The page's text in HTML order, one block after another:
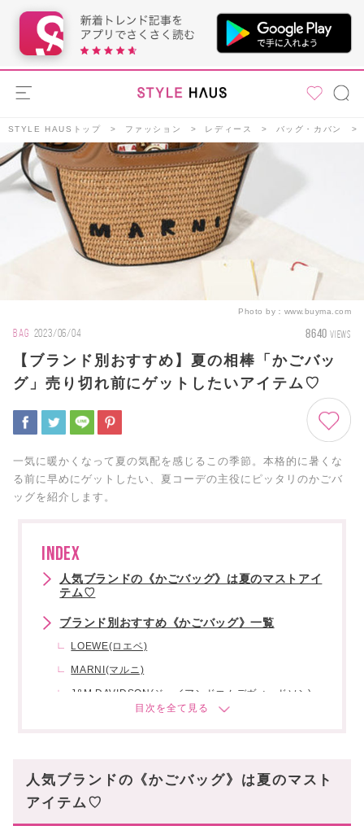
STYLE HAUSトップ ファッション レディース バッグ・カバン
Photo by： www.buyma.com
BAG 2023/06/04 8640 VIEWS
【ブランド別おすすめ】夏の相棒「かごバッ
グ」売り切れ前にゲットしたいアイテム♡
一気に暖かくなって夏の気配を感じるこの季節。本格的に暑くな
る前に早めにゲットしたい、夏コーデの主役にピッタリのかごバ
ッグを紹介します。
INDEX
人気ブランドの《かごバッグ》は夏のマストアイ
テム♡
ブランド別おすすめ《かごバッグ》一覧
LOEWE(ロエベ)
MARNI(マルニ)
J&M DAVIDSON(ジェイアンドエムデヴィッドソン)
CELINE(セリーヌ)
売り切れる前に人気のかごバッグをゲットしよう
♡
人気ブランドの《かごバッグ》は夏のマスト
アイテム♡